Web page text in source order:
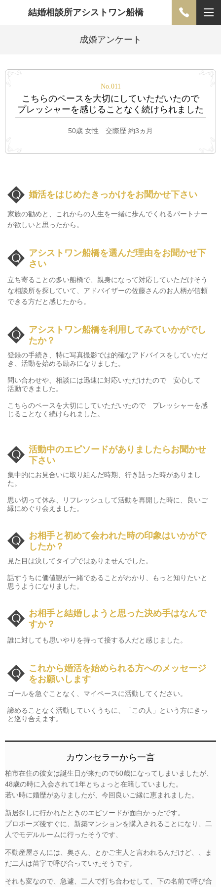
結婚相談所アシストワン船橋
成婚アンケート
No.011
こちらのペースを大切にしていただいたので
プレッシャーを感じることなく続けられました
50歳 女性 交際歴 約3ヵ月
婚活をはじめたきっかけをお聞かせ下さい
家族の勧めと、これからの人生を一緒に歩んでくれるパートナー
が欲しいと思ったから。
アシストワン船橋を選んだ理由をお聞かせ下
さい
立ち寄ることの多い船橋で、親身になって対応していただけそう
な相談所を探していて、アドバイザーの佐藤さんのお人柄が信頼
できる方だと感じたから。
アシストワン船橋を利用してみていかがでし
たか？
登録の手続き、特に写真撮影では的確なアドバイスをしていただ
き、活動を始める励みになりました。
問い合わせや、相談には迅速に対応いただけたので 安心して
活動できました。
こちらのペースを大切にしていただいたので プレッシャーを感
じることなく続けられました。
活動中のエピソードがありましたらお聞かせ
下さい
集中的にお見合いに取り組んだ時期、行き詰った時がありまし
た。
思い切って休み、リフレッシュして活動を再開した時に、良いご
縁にめぐり会えました。
お相手と初めて会われた時の印象はいかがで
したか？
見た目は決してタイプではありませんでした。
話すうちに価値観が一緒であることがわかり、もっと知りたいと
思うようになりました。
お相手と結婚しようと思った決め手はなんで
すか？
誰に対しても思いやりを持って接する人だと感じました。
これから婚活を始められる方へのメッセージ
をお願いします
ゴールを急ぐことなく、マイペースに活動してください。
諦めることなく活動していくうちに、「この人」という方にきっ
と巡り合えます。
カウンセラーから一言
柏市在住の彼女は誕生日が来たので50歳になってしまいましたが、
48歳の時に入会されて1年とちょっと在籍していました。
若い時に婚歴がありましたが、今回良いご縁に恵まれました。
新居探しに行かれたときのエピソードが面白かったです。
プロポーズ後すぐに、新築マンションを購入されることになり、二
人でモデルルームに行ったそうです、
不動産屋さんには、奥さん、とかご主人と言われるんだけど、、ま
だ二人は苗字で呼び合っていたそうです。
それも変なので、急遽、二人で打ち合わせして、下の名前で呼び合